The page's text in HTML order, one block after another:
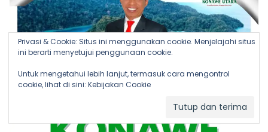
Privasi & Cookie: Situs ini menggunakan cookie. Menjelajahi situs
ini berarti menyetujui penggunaan cookie.
Untuk mengetahui lebih lanjut, termasuk cara mengontrol
cookie, lihat di sini: Kebijakan Cookie